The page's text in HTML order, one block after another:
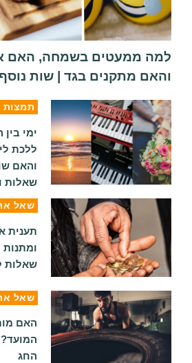
למה ממעטים בשמחה, האם
והאם מתקנים בגד | שות
תמצות
ימי
ללכת
והאם
שאלות
שאל
תענית
ומתנות
שאלות
שאל
האם
החג